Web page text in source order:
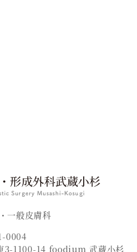
一般皮膚科
0004
3-1100-14 foodium 武蔵小杉